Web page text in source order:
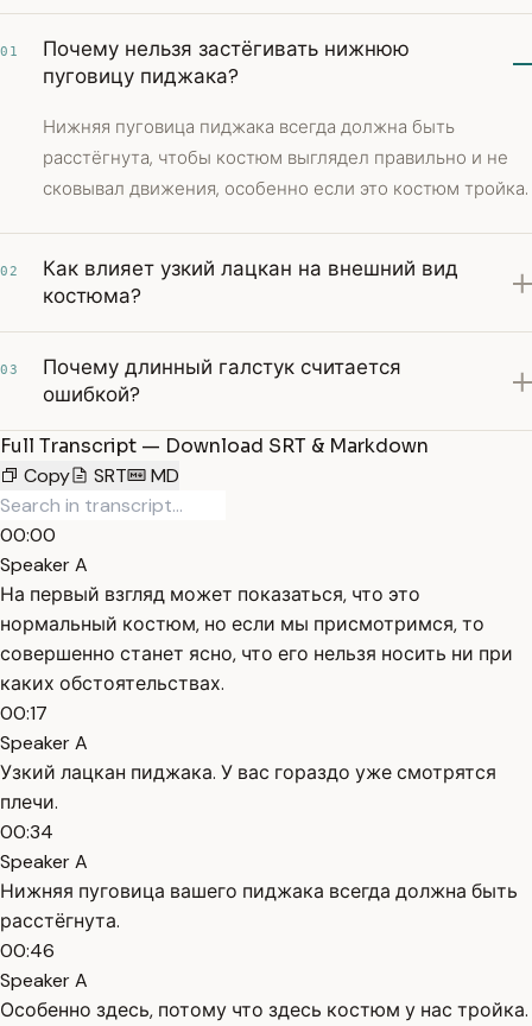
01
Почему нельзя застёгивать нижнюю
пуговицу пиджака?
Нижняя пуговица пиджака всегда должна быть
расстёгнута, чтобы костюм выглядел правильно и не
сковывал движения, особенно если это костюм тройка.
02
Как влияет узкий лацкан на внешний вид
костюма?
03
Почему длинный галстук считается
ошибкой?
Full Transcript — Download SRT & Markdown
Copy
SRT MD
00:00
Speaker A
На первый взгляд может показаться, что это
нормальный костюм, но если мы присмотримся, то
совершенно станет ясно, что его нельзя носить ни при
каких обстоятельствах.
00:17
Speaker A
Узкий лацкан пиджака. У вас гораздо уже смотрятся
плечи.
00:34
Speaker A
Нижняя пуговица вашего пиджака всегда должна быть
расстёгнута.
00:46
Speaker A
Особенно здесь, потому что здесь костюм у нас тройка.